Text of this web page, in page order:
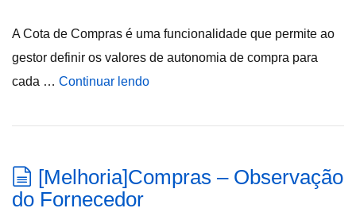
A Cota de Compras é uma funcionalidade que permite ao
gestor definir os valores de autonomia de compra para
cada … Continuar lendo
[Melhoria]Compras – Observação
do Fornecedor